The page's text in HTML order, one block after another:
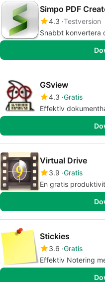
Simpo PDF
4.3 Testversion
Snabbt konvertera
GSview
4.3 Gratis
Effektiv
Virtual Drive
3.9 Gratis
En gratis
Stickies
3.6 Gratis
Effektiv Notering